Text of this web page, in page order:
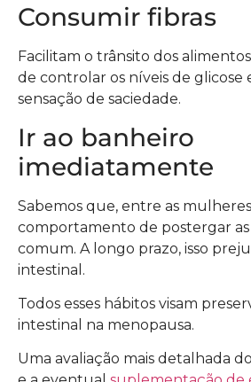
Consumir fibras
Facilitam o trânsito dos
de controlar os níveis de glicose
sensação de saciedade.
Ir ao banheiro
imediatamente
Sabemos que, entre as
comportamento de postergar as
comum. A longo prazo, isso
intestinal.
Todos esses hábitos visam
intestinal na menopausa.
Uma avaliação mais detalhada